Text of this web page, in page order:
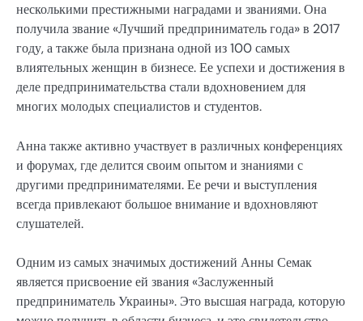
несколькими престижными наградами и званиями. Она
получила звание «Лучший предприниматель года» в 2017
году, а также была признана одной из 100 самых
влиятельных женщин в бизнесе. Ее успехи и достижения в
деле предпринимательства стали вдохновением для
многих молодых специалистов и студентов.
Анна также активно участвует в различных конференциях
и форумах, где делится своим опытом и знаниями с
другими предпринимателями. Ее речи и выступления
всегда привлекают большое внимание и вдохновляют
слушателей.
Одним из самых значимых достижений Анны Семак
является присвоение ей звания «Заслуженный
предприниматель Украины». Это высшая награда, которую